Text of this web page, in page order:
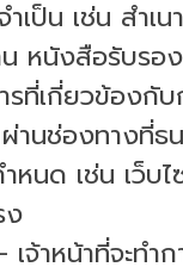
เป็น เช่น สำเ
น หนังสือรับรอ
รที่เกี่ยวข้องกับ
านช่องทางที่ธ
หนด เช่น เว็บ
ง
จ้าหน้าที่จะทำ